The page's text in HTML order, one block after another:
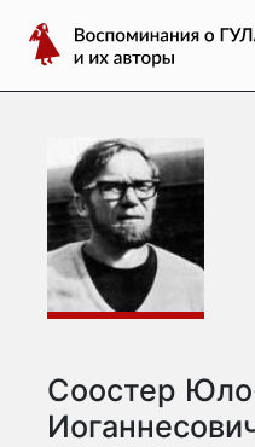
содержимому
Воспоминания
о
ГУЛАГе
авторы
Соостер